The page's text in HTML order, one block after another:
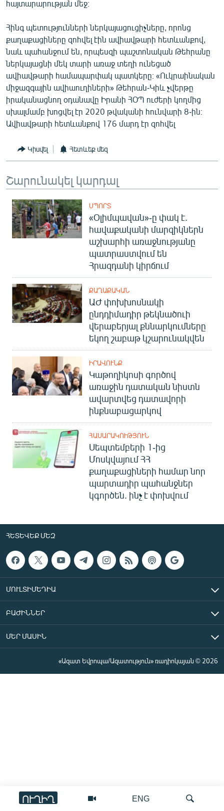
«Ազատության» բոլոր կայքերը
ENG
ՈՒՂԻՂ
հայտարարության մեջ։
Հինգ պետությունների ներկայացուցիչները, որոնց
քաղաքացիները զոհվել էին ավիավթարի հետևանքով,
նաև պահանջում են, որպեսզի պաշտոնական Թեհրանը
ներկայացնի մեկ տարի առաջ տեղի ունեցած
ավիավթարի համապարփակ պատկերը։ «Ուկրաինական
միջազգային ավիաուղիների» Թեհրան-Կիև չվերթը
իրականացնող օդանավը Իրանի ՀՕՊ ուժերի կողմից
սխալմամբ խոցվել էր 2020 թվականի հունվարի 8-ին։
Ավիավթարի հետևանքով 176 մարդ էր զոհվել
Կիսվել Հետևեք մեզ
Շարունակել կարդալ
ՍՊՈՐՏ
«Օլիմպավան»-ը փակ է.
հավաքականի մարզիկներն
աշխարհի առաջնությանը
պատրաստվում են
Հրազդանի կիրճում
ՔԱՂԱՔԱԿԱՆ
ԱԺ փոխխոսնակի
ընդդիմադիր թեկնածուի
վերաբերյալ քննարկումները
եկող շաբաթ կշարունակվեն
ԻՐԱՎՈՒՆՔ
Կաթողիկոսի գործով
առաջին դատական նիստն
ավարտվեց դատավորի
ինքնաբացարկով
ՀԱՍԱՐԱԿՈՒԹՅՈՒՆ
Սեպտեմբերի 1-ից
Մոսկվայում ՀՀ
քաղաքացիների համար նոր
պարտադիր պահանջներ
կգործեն. ինչ է փոխվում
ՀԵՏԵՎԵՔ ՄԵԶ
ՄՈՒԼՏԻՄԵԴԻԱ
ԲԱԺԻՆՆԵՐ
ՄԵՐ ՄԱՍԻՆ
«Ազատ Եվրոպա/Ազատություն» ռադիոկայան © 2026